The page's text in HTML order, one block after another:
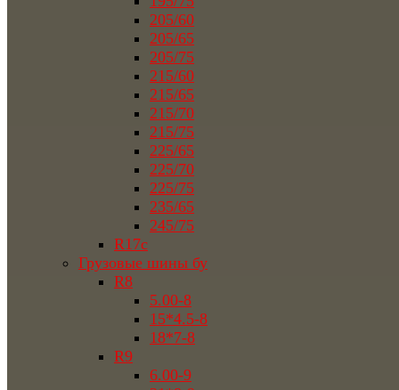
205/60
205/65
205/75
215/60
215/65
215/70
215/75
225/65
225/70
225/75
235/65
245/75
R17c
Грузовые шины бу
R8
5.00-8
15*4.5-8
18*7-8
R9
6.00-9